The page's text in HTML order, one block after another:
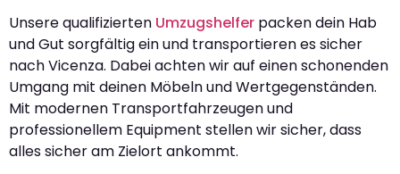
Unsere qualifizierten Umzugshelfer packen dein Hab
und Gut sorgfältig ein und transportieren es sicher
nach Vicenza. Dabei achten wir auf einen schonenden
Umgang mit deinen Möbeln und Wertgegenständen.
Mit modernen Transportfahrzeugen und
professionellem Equipment stellen wir sicher, dass
alles sicher am Zielort ankommt.